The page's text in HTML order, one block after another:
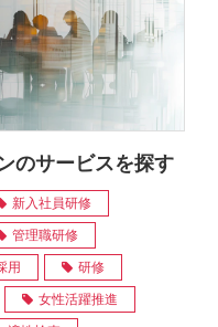
のサービスを探す
新入社員研修
管理職研修
用 研修
女性活躍推進